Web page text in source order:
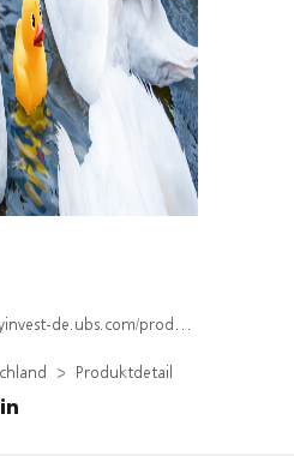
produkt/detail/index/isin/DE000WA8VPC4
Produktdetail